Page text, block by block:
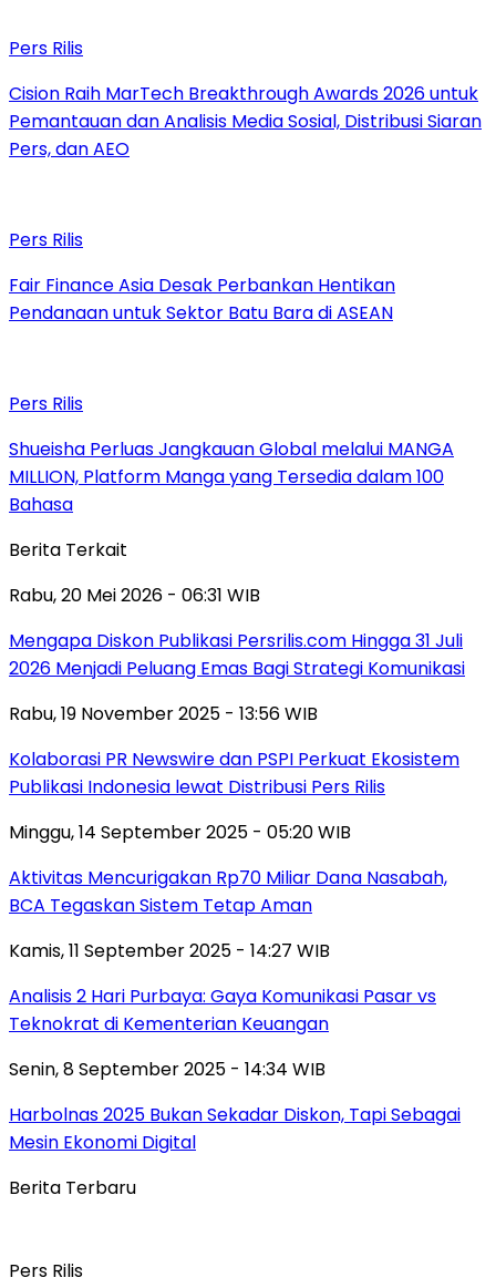
Pers Rilis
Cision Raih MarTech Breakthrough Awards 2026 untuk
Pemantauan dan Analisis Media Sosial, Distribusi Siaran
Pers, dan AEO
Pers Rilis
Fair Finance Asia Desak Perbankan Hentikan
Pendanaan untuk Sektor Batu Bara di ASEAN
Pers Rilis
Shueisha Perluas Jangkauan Global melalui MANGA
MILLION, Platform Manga yang Tersedia dalam 100
Bahasa
Berita Terkait
Rabu, 20 Mei 2026 - 06:31 WIB
Mengapa Diskon Publikasi Persrilis.com Hingga 31 Juli
2026 Menjadi Peluang Emas Bagi Strategi Komunikasi
Rabu, 19 November 2025 - 13:56 WIB
Kolaborasi PR Newswire dan PSPI Perkuat Ekosistem
Publikasi Indonesia lewat Distribusi Pers Rilis
Minggu, 14 September 2025 - 05:20 WIB
Aktivitas Mencurigakan Rp70 Miliar Dana Nasabah,
BCA Tegaskan Sistem Tetap Aman
Kamis, 11 September 2025 - 14:27 WIB
Analisis 2 Hari Purbaya: Gaya Komunikasi Pasar vs
Teknokrat di Kementerian Keuangan
Senin, 8 September 2025 - 14:34 WIB
Harbolnas 2025 Bukan Sekadar Diskon, Tapi Sebagai
Mesin Ekonomi Digital
Berita Terbaru
Pers Rilis